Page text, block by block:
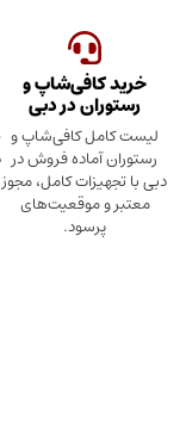
و
در دبی
و
فروش در
کامل، مجوز
رزرو وقت
آمریکا و
خدمات وقت
در دبی و وقت
در دبی با
مطمئن و